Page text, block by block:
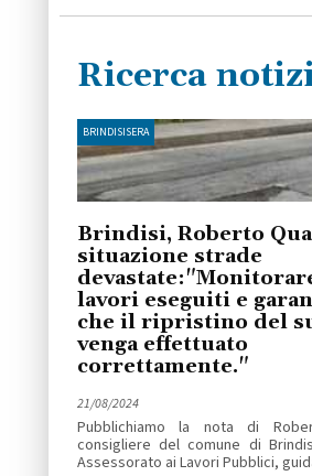
Ricerca
BRINDISISERA
Brindisi, Roberto
situazione strade
lavori eseguiti e
che il ripristino del
venga effettuato
correttamente."
21/08/2024
Pubblichiamo la nota di
consigliere del comune di
Assessorato ai Lavori Pubblici,